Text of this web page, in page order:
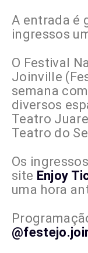
A entrada é
ingressos
O Festival
Joinville
semana
diversos
Teatro
Teatro do
Os
site Enjoy
uma hora